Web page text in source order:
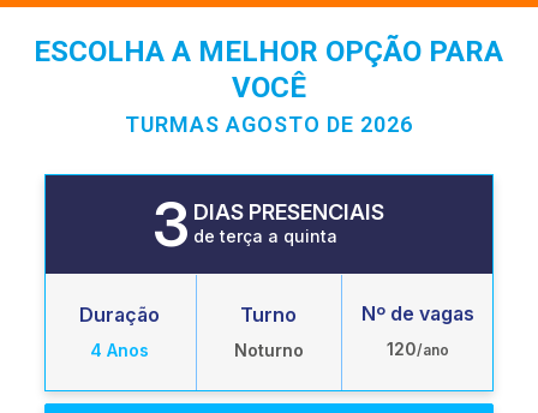
ESCOLHA A MELHOR OPÇÃO PARA
VOCÊ
TURMAS AGOSTO DE 2026
3 DIAS PRESENCIAIS
de terça a quinta
Duração
4 Anos
Turno
Noturno
Nº de vagas
120/ano